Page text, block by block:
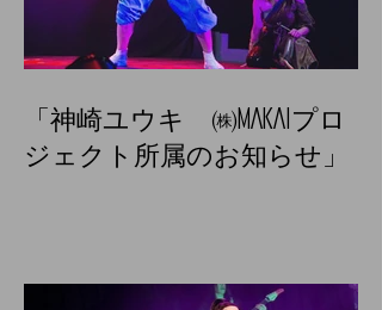
「神崎ユウキ ㈱MAKAIプロ
ジェクト所属のお知らせ」